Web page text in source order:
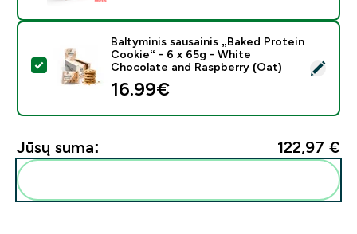
Pasirinkti šį produktą - Baltyminis sausainis „Baked
Baltyminis sausainis „Baked Protein
Cookie“ - 6 x 65g - White
Chocolate and Raspberry (Oat)
16.99€‎
Jūsų suma: 122,97 €‎